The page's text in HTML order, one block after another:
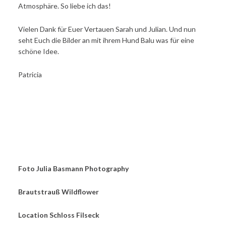
Atmosphäre. So liebe ich das!
Vielen Dank für Euer Vertauen Sarah und Julian. Und nun
seht Euch die Bilder an mit ihrem Hund Balu was für eine
schöne Idee.
Patricia
Foto Julia Basmann Photography
Brautstrauß Wildflower
Location Schloss Filseck